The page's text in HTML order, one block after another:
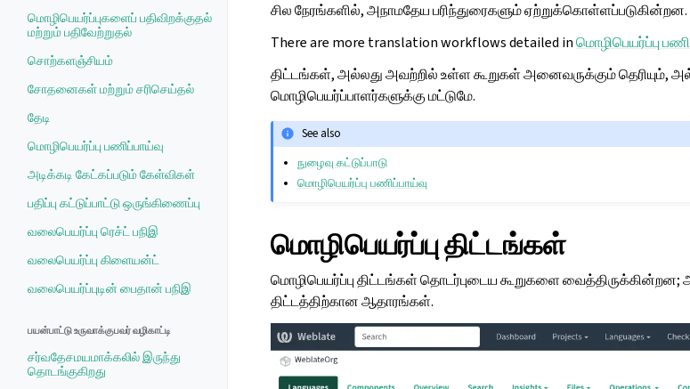
மொழிபெயர்ப்புகளைப் பதிவிறக்குதல்
மற்றும் பதிவேற்றுதல்
சொற்களஞ்சியம்
சோதனைகள் மற்றும் சரிசெய்தல்
தேடி
மொழிபெயர்ப்பு பணிப்பாய்வு
அடிக்கடி கேட்கப்படும் கேள்விகள்
பதிப்பு கட்டுப்பாட்டு ஒருங்கிணைப்பு
வலைபெயர்ப்பு ரெச்ட் பநிஇ
வலைபெயர்ப்பு கிளையன்ட்
வலைபெயர்ப்புடின் பைதான் பநிஇ
பயன்பாட்டு உருவாக்குபவர் வழிகாட்டி
சர்வதேசமயமாக்கலில் இருந்து
தொடங்குகிறது
சில நேரங்களில், அநாமதேய பரிந்துரைகளும் ஏற்றுக்கொள்ளப்படுகின்றன.
There are more translation workflows detailed inமொழிபெயர்ப்பு
திட்டங்கள், அல்லது அவற்றில் உள்ள கூறுகள் அனைவருக்கும் தெரியும்,
மொழிபெயர்ப்பாளர்களுக்கு மட்டுமே.
See also
நுழைவு கட்டுப்பாடு
மொழிபெயர்ப்பு பணிப்பாய்வு
மொழிபெயர்ப்பு திட்டங்கள்
மொழிபெயர்ப்பு திட்டங்கள் தொடர்புடைய கூறுகளை
திட்டத்திற்கான ஆதாரங்கள்.